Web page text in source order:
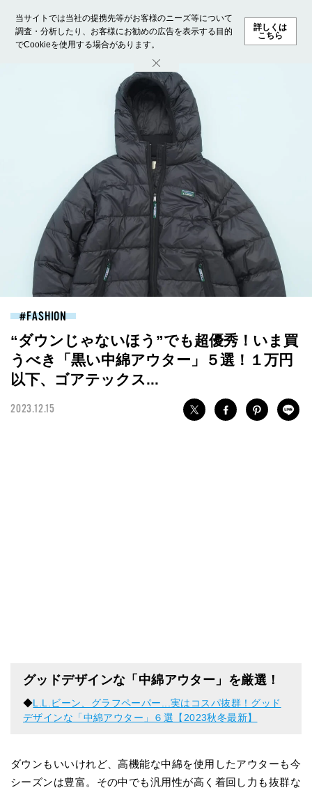
当サイトでは当社の提携先等がお客様のニーズ等について
調査・分析したり、お客様にお勧めの広告を表示する目的
でCookieを使用する場合があります。
詳しくは
こちら
ホーム モデル募集 ランキング ファッション ビューテ
FASHION
“ダウンじゃないほう”でも超優秀！いま買
うべき「黒い中綿アウター」５選！１万円
以下、ゴアテックス...
2023.12.15
グッドデザインな「中綿アウター」を厳選！
◆L.L.ビーン、グラフペーパー...実はコスパ抜群！グッド
デザインな「中綿アウター」６選【2023秋冬最新】
ダウンもいいけれど、高機能な中綿を使用したアウターも今
シーズンは豊富。その中でも汎用性が高く着回し力も抜群な